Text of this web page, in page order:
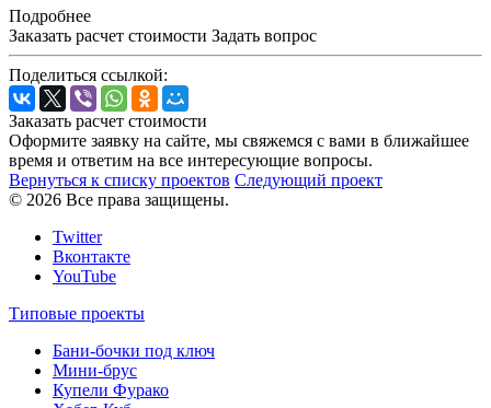
Подробнее
Заказать расчет стоимости Задать вопрос
Поделиться ссылкой:
Заказать расчет стоимости
Оформите заявку на сайте, мы свяжемся с вами в ближайшее
время и ответим на все интересующие вопросы.
Вернуться к списку проектов Следующий проект
© 2026 Все права защищены.
Twitter
Вконтакте
YouTube
Типовые проекты
Бани-бочки под ключ
Мини-брус
Купели Фурако